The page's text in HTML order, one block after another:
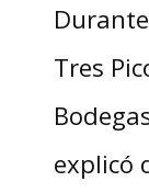
Tres
explicó